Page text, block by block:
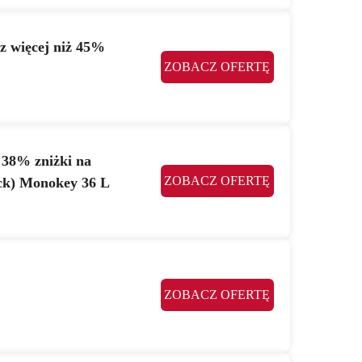
więcej niż 45%
ZOBACZ OFERTĘ
zniżki na
Monokey 36 L
ZOBACZ OFERTĘ
ZOBACZ OFERTĘ